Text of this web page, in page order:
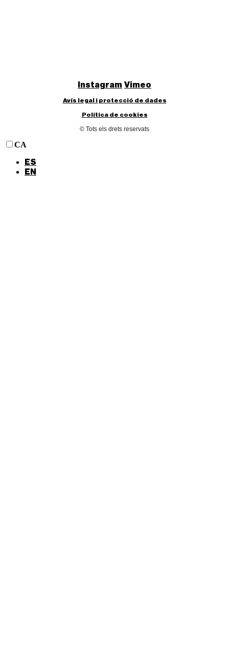
Instagram Vimeo
Avís legal i protecció de dades
Política de cookies
© Tots els drets reservats
CA
ES
EN